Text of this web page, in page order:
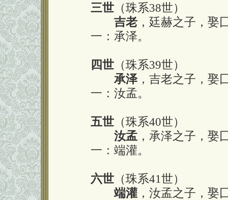
三世 （珠系38世）
吉老 ，廷赫之子，娶
一：承泽。
四世 （珠系39世）
承泽，吉老之子，娶
一：汝孟。
五世 （珠系40世）
汝孟 ，承泽之子，娶
一：端灌。
六世 （珠系41世）
端灌 ，汝孟之子，娶